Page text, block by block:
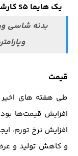
یک هایما S5
بدنه شاسی
قیمت
طی هفته های اخیر
افزایش قیمت‌ها
افزایش نرخ تورم،
و کاهش تولید و